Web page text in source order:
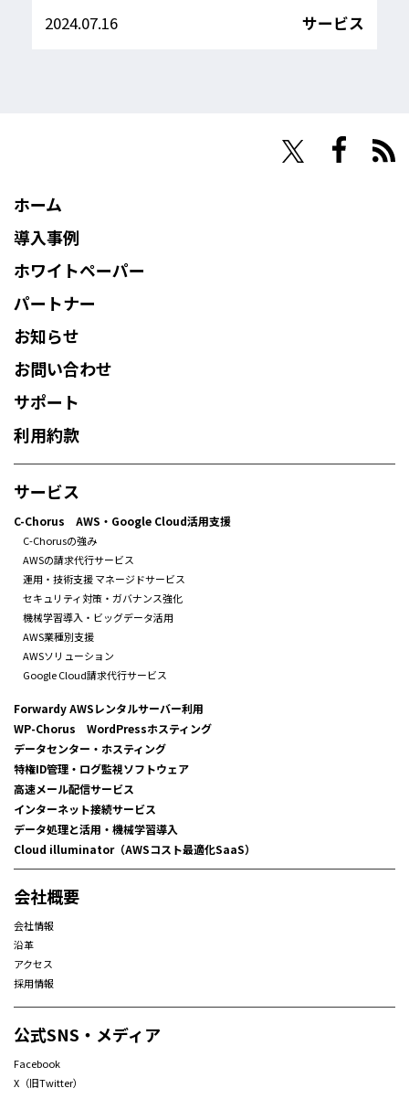
2024.07.16 サービス
ホーム
導入事例
ホワイトペーパー
パートナー
お知らせ
お問い合わせ
サポート
利用約款
サービス
C-Chorus AWS・Google Cloud活用支援
C-Chorusの強み
AWSの請求代行サービス
運用・技術支援 マネージドサービス
セキュリティ対策・ガバナンス強化
機械学習導入・ビッグデータ活用
AWS業種別支援
AWSソリューション
Google Cloud請求代行サービス
Forwardy AWSレンタルサーバー利用
WP-Chorus WordPressホスティング
データセンター・ホスティング
特権ID管理・ログ監視ソフトウェア
高速メール配信サービス
インターネット接続サービス
データ処理と活用・機械学習導入
Cloud illuminator（AWSコスト最適化SaaS）
会社概要
会社情報
沿革
アクセス
採用情報
公式SNS・メディア
Facebook
X（旧Twitter）